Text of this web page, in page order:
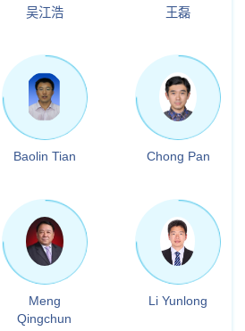
吴江浩 王磊
Baolin Tian Chong Pan
Meng
Qingchun
Li Yunlong